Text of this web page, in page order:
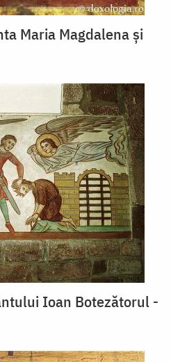
Maria Magdalena şi
Ioan Botezătorul -